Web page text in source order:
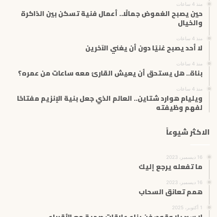
ت
منذ 4 ساعات
حين يصبح الغموض جمالًا.. أعمال فنية تسكن بين الذاكرة
والخيال
منذ 4 ساعات
لا أحد يصبح غنيًا دون أن يغني الآخرين
منذ 4 ساعات
بناة.. هل يستحق أن يعيش القارئ معه ساعات من عمره؟
منذ 4 ساعات
ويليام هوارد شتاين.. العالم الذي جعل بنية الإنزيم مفتاحًا
لفهم وظيفته
الاكثر شيوعاً
16 ديسمبر، 2023
ما تفعله يرجع إليك
16 ديسمبر، 2023
همم تعانق السحاب
1 أكتوبر، 2025